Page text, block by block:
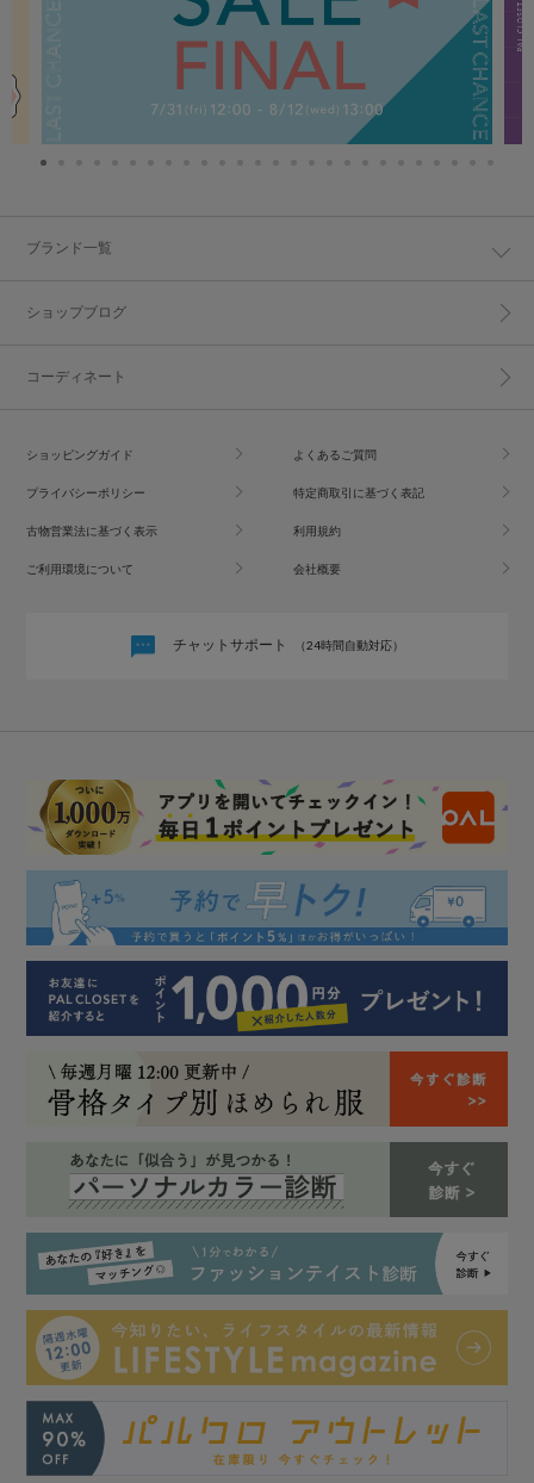
ブランド一覧
ショップブログ
コーディネート
ショッピングガイド よくあるご質問
プライバシーポリシー 特定商取引に基づく表記
古物営業法に基づく表示 利用規約
ご利用環境について 会社概要
チャットサポート （24時間自動対応）